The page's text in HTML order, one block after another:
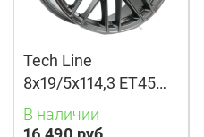
Tech Line
8x19/5x114,3 ET45
D67,1 901 BMG
В наличии